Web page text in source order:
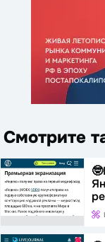
Смотрите